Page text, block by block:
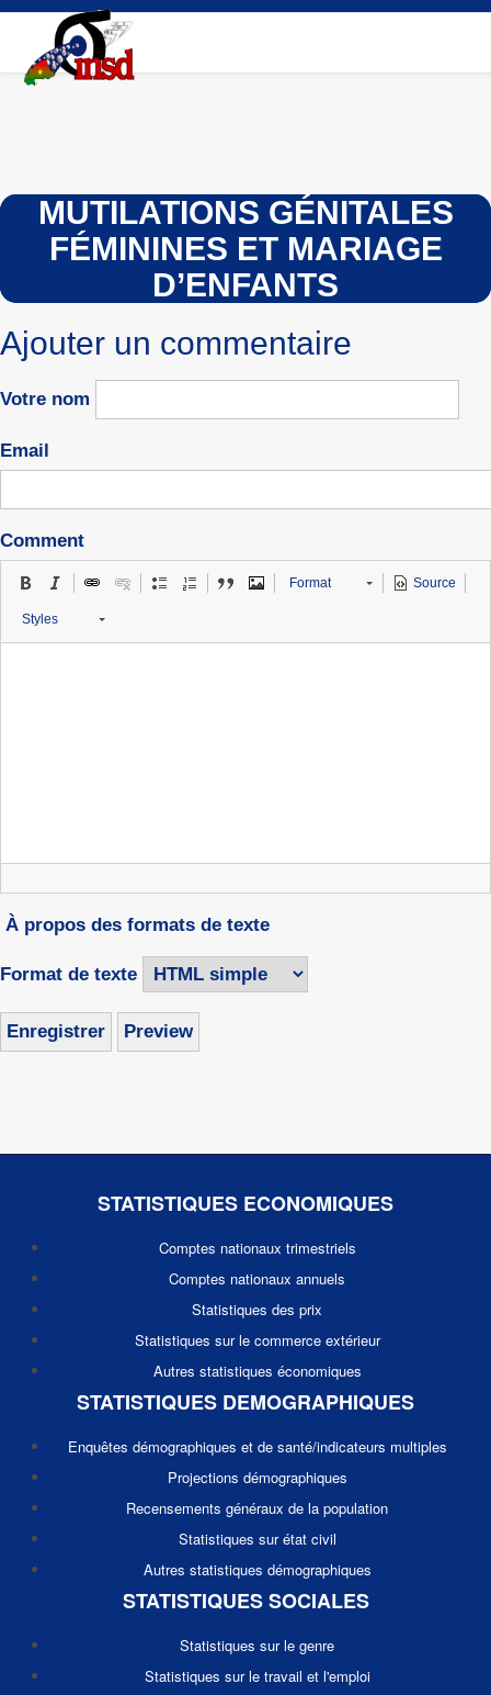
Aller
contenu
principal
MUTILATIONS GÉNITALES
FÉMININES ET MARIAGE
D’ENFANTS
Ajouter un commentaire
Votre nom
Email
Comment
Format Source
Styles
À propos des formats de texte
Format de texte
STATISTIQUES ECONOMIQUES
Comptes nationaux trimestriels
Comptes nationaux annuels
Statistiques des prix
Statistiques sur le commerce extérieur
Autres statistiques économiques
STATISTIQUES DEMOGRAPHIQUES
Enquêtes démographiques et de santé/indicateurs multiples
Projections démographiques
Recensements généraux de la population
Statistiques sur état civil
Autres statistiques démographiques
STATISTIQUES SOCIALES
Statistiques sur le genre
Statistiques sur le travail et l'emploi